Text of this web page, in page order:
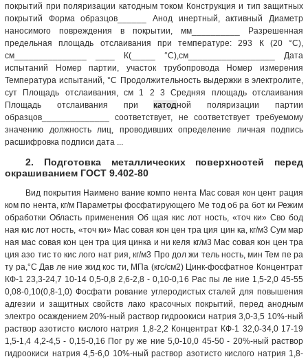
покрытий при поляризации катодным током Конструкция и тип защитных
покрытий Форма образцов______ Анод инертный, активный Диаметр
наносимого повреждения в покрытии, мм__________ Разрешенная
предельная площадь отслаивания при температуре: 293 К (20 °С),
см_______________ ____ К(_____ °С),см__________________ Дата
испытаний Номер партии, участок трубопровода Номер измерения
Температура испытаний, °С Продолжительность выдержки в электролите,
сут Площадь отслаивания, см 1 2 3 Средняя площадь отслаивания
Площадь отслаивания прикатодной поляризации партии
образцов______________ соответствует, не соответствует требуемому
значению должность лиц, проводивших определение личная подпись
расшифровка подписи дата ...
2. Подготовка металлических поверхностей перед
окрашиванием ГОСТ 9.402-80
Вид покрытия Наимено вание компо нента Мас совая кон цент рация
ком по нента, кг/м Параметры фосфатирующего Ме тод об ра бот ки Режим
обработки Область применения Об щая кис лот ность, «точ ки» Сво бод
ная кис лот ность, «точ ки» Мас совая кон цен тра ция цин ка, кг/м3 Сум мар
ная мас совая кон цен тра ция цинка и ни келя кг/м3 Мас совая кон цен тра
ция азо тис то кис лого нат рия, кг/м3 Про дол жи тель ность, мин Тем пе ра
ту ра,°С Дав ле ние жид кос ти, МПа (кгс/см2) Цинк-фосфатное Концентрат
КФ-1 23,3-24,7 10-14 0,5-0,8 2,6-2,8 - 0,10-0,16 Рас пы ле ние 1,5-2,0 45-55
0,08-0,10(0,8-1,0) Фосфати рование углеродистых сталей для повышения
адгезии и защитных свойств лако красочных покрытий, перед анодным
электро осаждением 20%-ный раствор гидроокиси натрия 3,0-3,5 10%-ный
раствор азотисто кислого натрия 1,8-2,2 Концентрат КФ-1 32,0-34,0 17-19
1,5-1,4 4,2-4,5 - 0,15-0,16 Пог ру же ние 5,0-10,0 45-50 - 20%-ный раствор
гидроокиси натрия 4,5-6,0 10%-ный раствор азотисто кислого натрия 1,8-